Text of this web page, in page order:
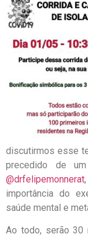
discutirmos esse
precedido de
@drfelipemonnerat
importância do
saúde mental e
Ao todo, serão 30